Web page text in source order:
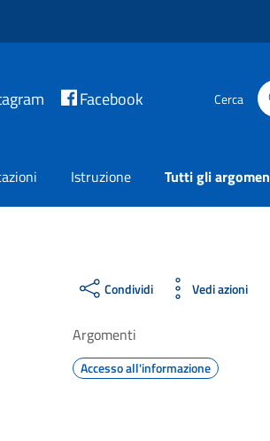
Facebook Cerca
Istruzione Tutti gli
Condividi Vedi azioni
Argomenti
Accesso all'informazione